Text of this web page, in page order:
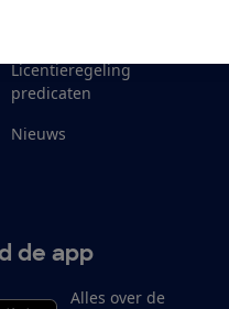
Licentieregeling
predicaten
Nieuws
de app
Alles over de